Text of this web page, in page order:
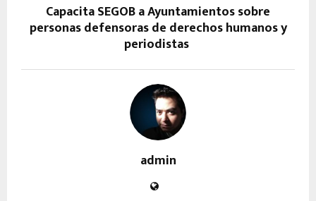
Capacita SEGOB a Ayuntamientos sobre
personas defensoras de derechos humanos y
periodistas
admin